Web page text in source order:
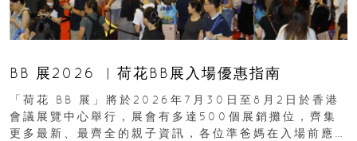
BB 展2026 ︳荷花BB展入場優惠指南
「荷花 BB 展」將於2026年7月30日至8月2日於香港
會議展覽中心舉行，展會有多達500個展銷攤位，齊集
更多最新、最齊全的親子資訊，各位準爸媽在入場前應